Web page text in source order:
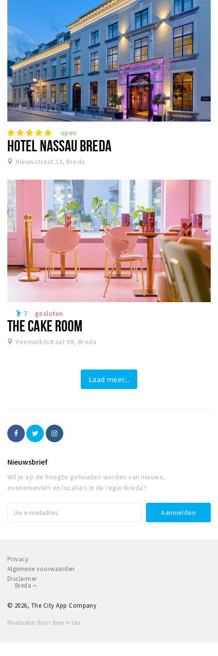
open
HOTEL NASSAU BREDA
Nieuwstraat 23, Breda
emoji_people 7 gesloten
THE CAKE ROOM
Veemarktstraat 69, Breda
Laad meer...
Nieuwsbrief
Wil je op de hoogte gehouden worden van nieuws,
evenementen en locaties in de regio Breda?
Privacy
Algemene voorwaarden
Disclaimer
Breda
© 2026, The City App Company
Realisatie door Beer n tea